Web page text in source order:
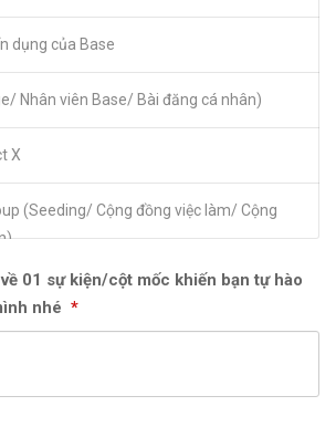
dụng của Base
Nhân viên Base/ Bài đăng cá nhân)
X
(Seeding/ Cộng đồng việc làm/ Cộng
của Trường Đại học
01 sự kiện/cột mốc khiến bạn tự hào
nhé *